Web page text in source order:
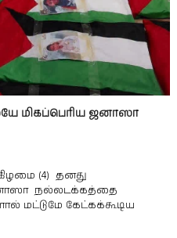
மிகப்பெரிய ஜனாஸா
(4) தனது
நல்லடக்கத்தை
மட்டுமே கேட்கக்கூடிய